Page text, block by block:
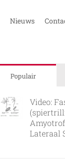
Nieuws
Populair
Video:
Lateraal